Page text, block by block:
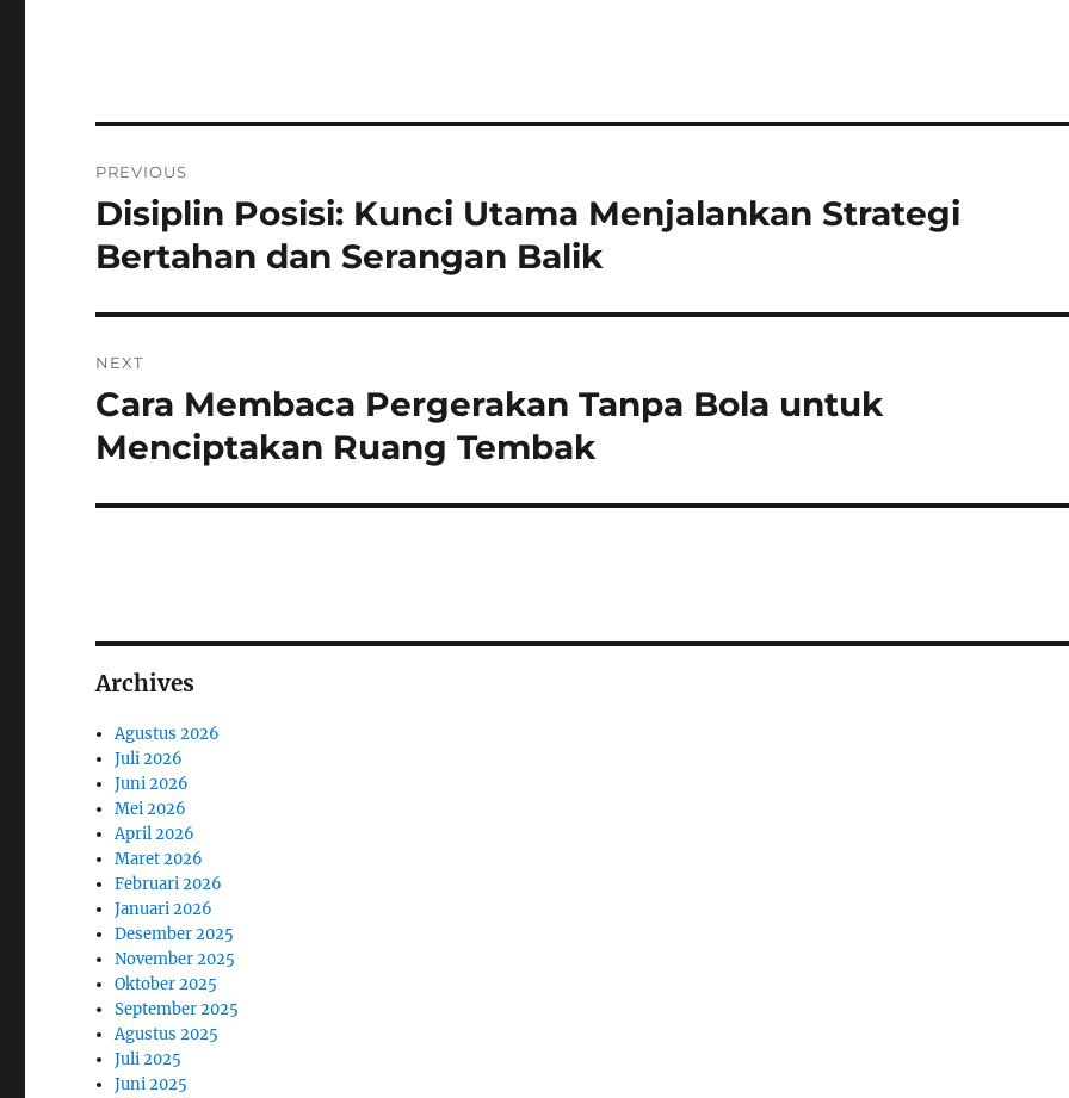
pos
PREVIOUS
Previous
post:
Disiplin Posisi: Kunci Utama Menjalankan Strategi
Bertahan dan Serangan Balik
NEXT
Next
post:
Cara Membaca Pergerakan Tanpa Bola untuk
Menciptakan Ruang Tembak
Archives
Agustus 2026
Juli 2026
Juni 2026
Mei 2026
April 2026
Maret 2026
Februari 2026
Januari 2026
Desember 2025
November 2025
Oktober 2025
September 2025
Agustus 2025
Juli 2025
Juni 2025